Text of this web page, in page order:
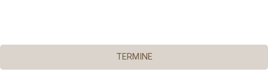
TERMINE